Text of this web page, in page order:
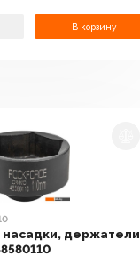
В корзину
насадки, держатели